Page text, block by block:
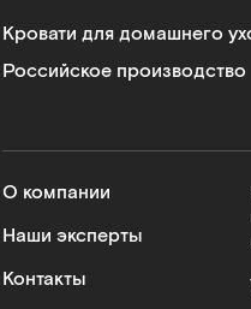
Кровати для домашнего
Российское производство
О компании
Наши эксперты
Контакты